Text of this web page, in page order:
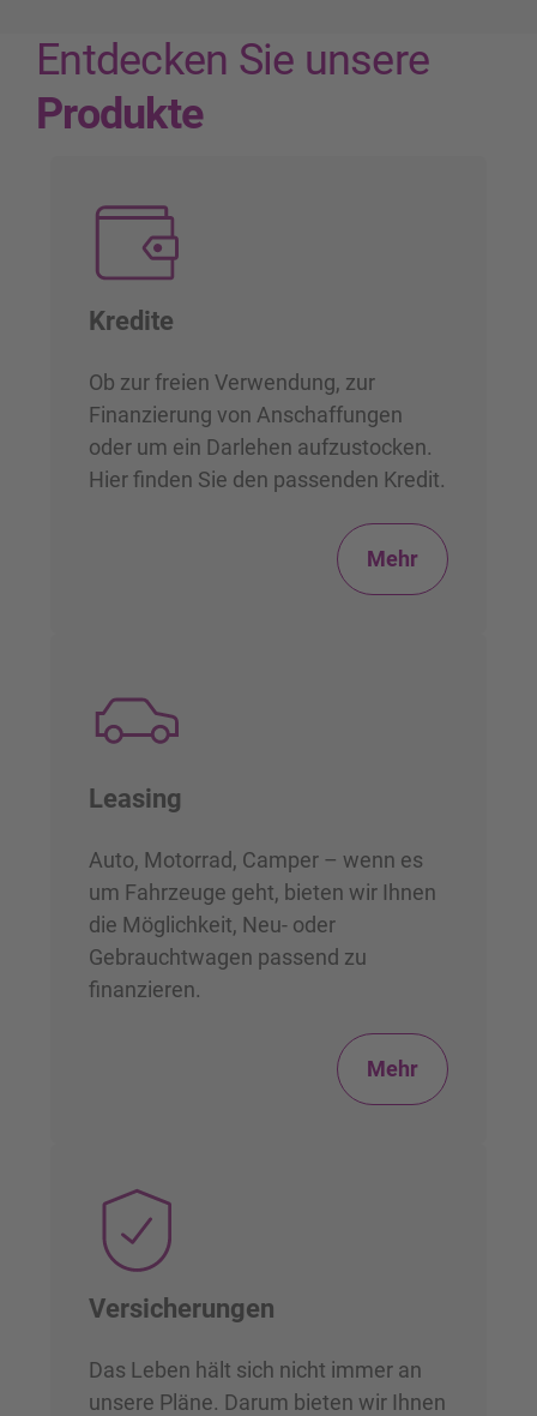
Entdecken Sie unsere
Produkte
Kredite
Ob zur freien Verwendung, zur
Finanzierung von Anschaffungen
oder um ein Darlehen aufzustocken.
Hier finden Sie den passenden Kredit.
Mehr
Leasing
Auto, Motorrad, Camper – wenn es
um Fahrzeuge geht, bieten wir Ihnen
die Möglichkeit, Neu- oder
Gebrauchtwagen passend zu
finanzieren.
Mehr
Versicherungen
Das Leben hält sich nicht immer an
unsere Pläne. Darum bieten wir Ihnen